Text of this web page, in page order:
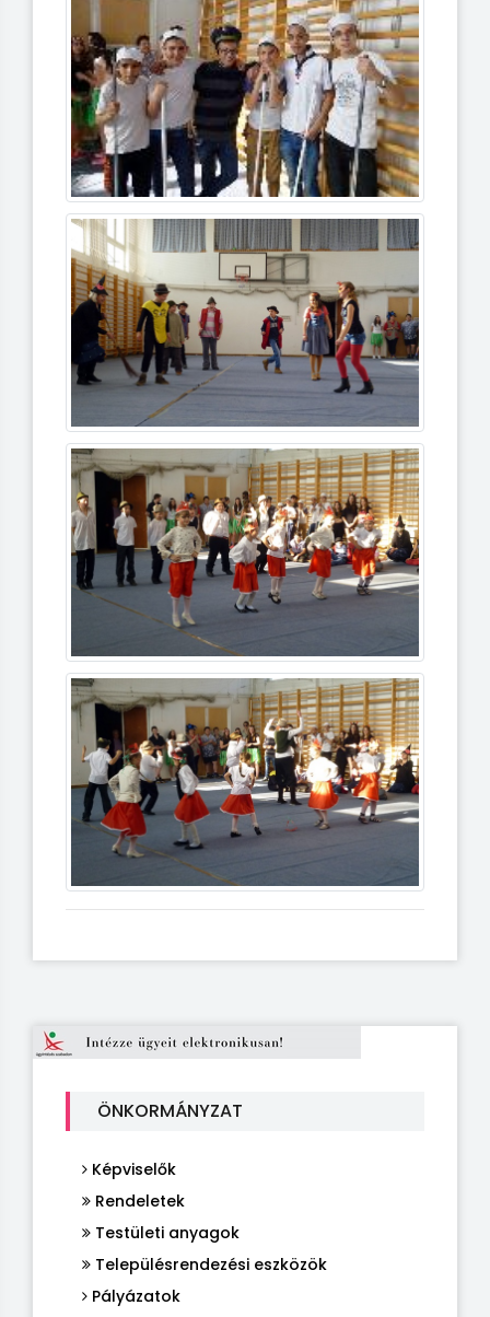
ÖNKORMÁNYZAT
Képviselők
Rendeletek
Testületi anyagok
Településrendezési eszközök
Pályázatok